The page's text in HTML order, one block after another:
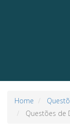
Home
Questões de